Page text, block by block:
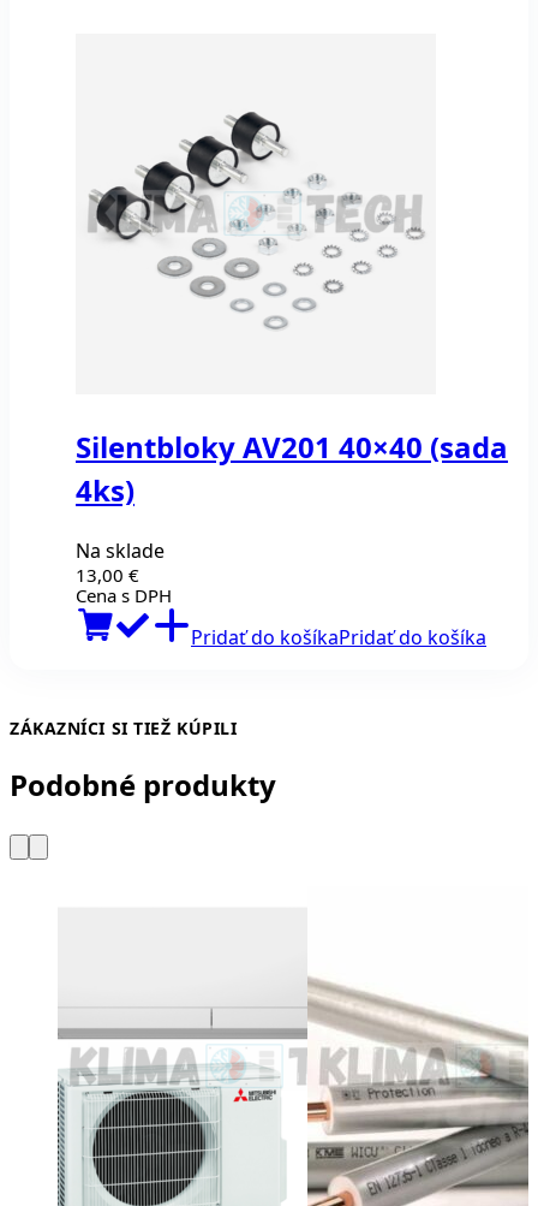
Silentbloky AV201 40×40 (sada
4ks)
Na sklade
13,00 €
Cena s DPH
Pridať do košíkaPridať do košíka
ZÁKAZNÍCI SI TIEŽ KÚPILI
Podobné produkty